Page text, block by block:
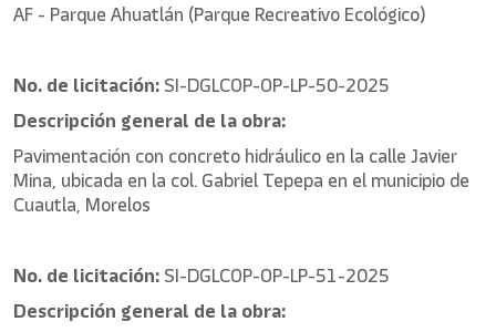
AF - Parque Ahuatlán (Parque Recreativo Ecológico)
No. de licitación: SI-DGLCOP-OP-LP-50-2025
Descripción general de la obra:
Pavimentación con concreto hidráulico en la calle Javier
Mina, ubicada en la col. Gabriel Tepepa en el municipio de
Cuautla, Morelos
No. de licitación: SI-DGLCOP-OP-LP-51-2025
Descripción general de la obra: